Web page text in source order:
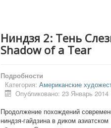
Ниндзя 2: Тень
Shadow of a Tear
Подробности
Категория: Американские
Опубликовано: 23 Январь 2014
Продолжение похождений
ниндзя-гайдзина в диком азиатском